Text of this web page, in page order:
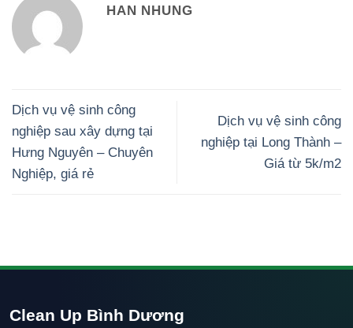
HAN NHUNG
Dịch vụ vệ sinh công
nghiệp sau xây dựng tại
Hưng Nguyên – Chuyên
Nghiệp, giá rẻ
Dịch vụ vệ sinh công
nghiệp tại Long Thành –
Giá từ 5k/m2
Clean Up Bình Dương